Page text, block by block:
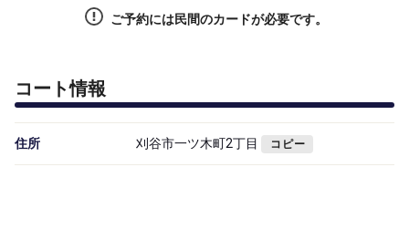
ご予約には民間のカードが必要です。
コート情報
住所 刈谷市一ツ木町2丁目 コピー